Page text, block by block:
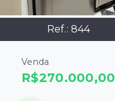
Ref.: 844
Venda
R$270.000,00